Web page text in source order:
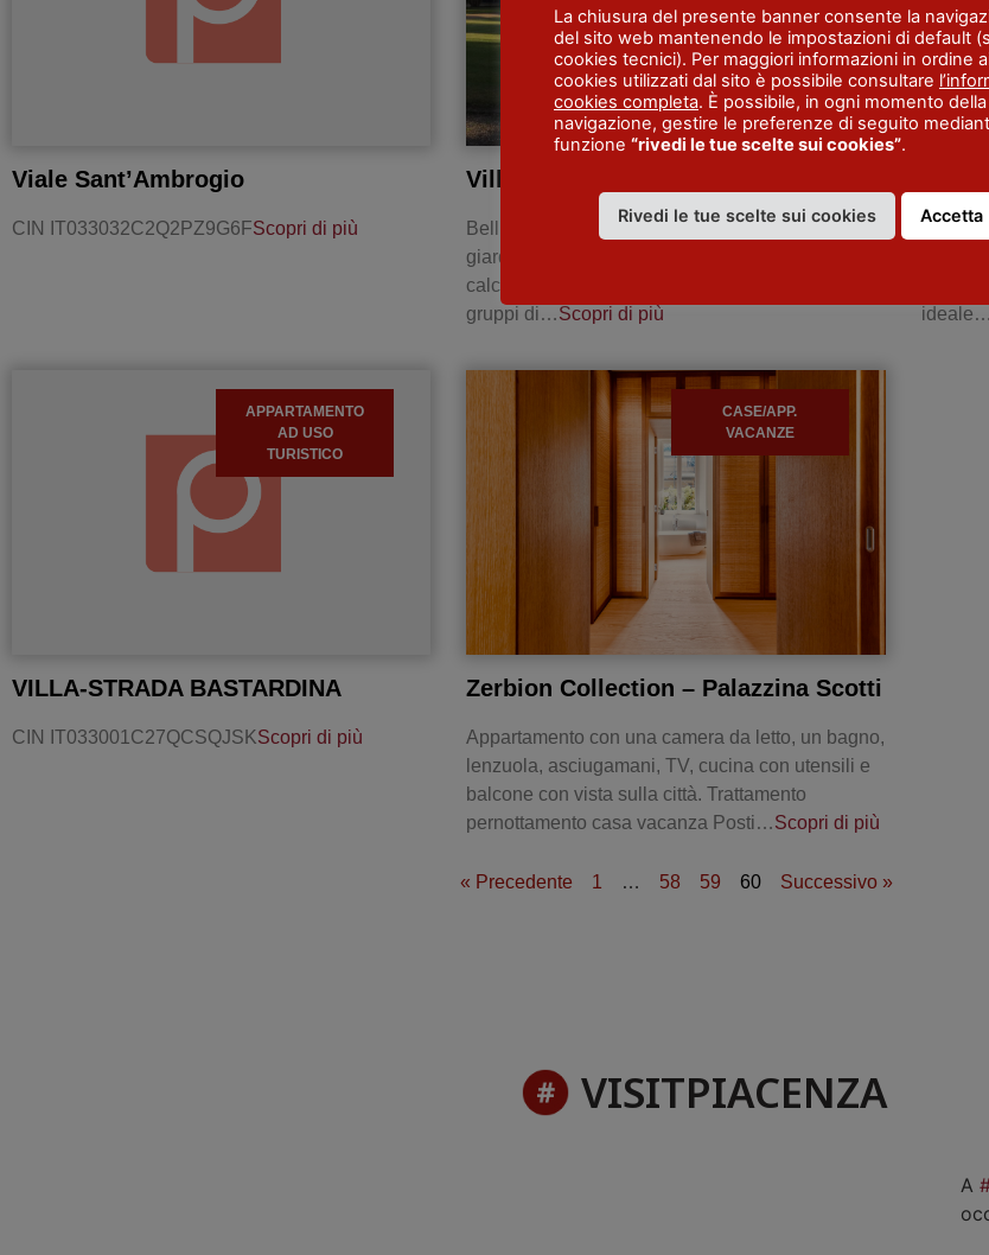
Viale Sant’Ambrogio
CIN IT033032C2Q2PZ9G6FScopri di più
Villa Madonnina
Bellissima villa ristrutturata di 400 mq con
giardino di circa 1 ettaro con campo da tennis,
calcio e bocce. Ampio parcheggio. Adatta a
gruppi di…Scopri di più
Casa
uno
ideale…
APPARTAMENTO
AD USO
TURISTICO
VILLA-STRADA BASTARDINA
CIN IT033001C27QCSQJSKScopri di più
CASE/APP.
VACANZE
Zerbion Collection – Palazzina Scotti
Appartamento con una camera da letto, un bagno,
lenzuola, asciugamani, TV, cucina con utensili e
balcone con vista sulla città. Trattamento
pernottamento casa vacanza Posti…Scopri di più
« Precedente 1 … 58 59 60 Successivo »
VISITPIACENZA
A
La chiusura del presente banner consente la
del sito web mantenendo le impostazioni di default
cookies tecnici). Per maggiori informazioni in ordine
cookies utilizzati dal sito è possibile consultare
cookies completa. È possibile, in ogni momento della
navigazione, gestire le preferenze di seguito
funzione “rivedi le tue scelte sui cookies”.
Rivedi le tue scelte sui cookies Accetta